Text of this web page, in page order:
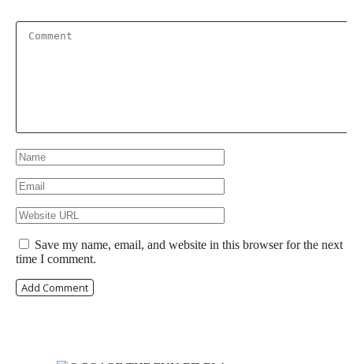
Save my name, email, and website in this browser for the next
time I comment.